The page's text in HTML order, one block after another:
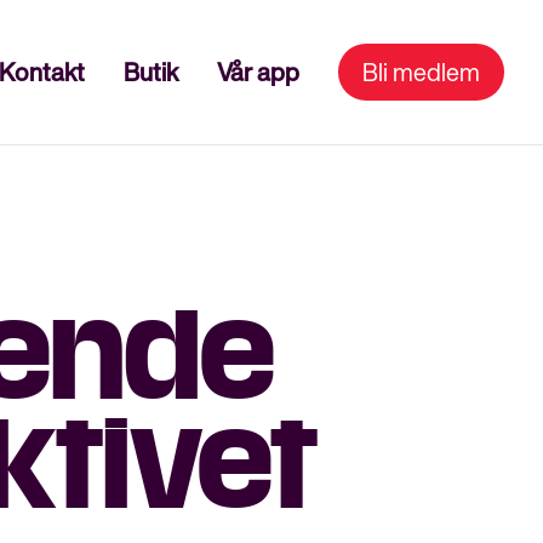
Kontakt Butik Vår app Bli medlem